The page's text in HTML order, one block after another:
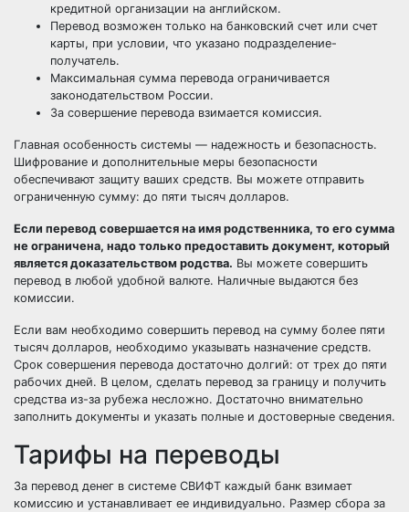
кредитной организации на английском.
Перевод возможен только на банковский счет или счет
карты, при условии, что указано подразделение-
получатель.
Максимальная сумма перевода ограничивается
законодательством России.
За совершение перевода взимается комиссия.
Главная особенность системы — надежность и безопасность.
Шифрование и дополнительные меры безопасности
обеспечивают защиту ваших средств. Вы можете отправить
ограниченную сумму: до пяти тысяч долларов.
Если перевод совершается на имя родственника, то его сумма
не ограничена, надо только предоставить документ, который
является доказательством родства. Вы можете совершить
перевод в любой удобной валюте. Наличные выдаются без
комиссии.
Если вам необходимо совершить перевод на сумму более пяти
тысяч долларов, необходимо указывать назначение средств.
Срок совершения перевода достаточно долгий: от трех до пяти
рабочих дней. В целом, сделать перевод за границу и получить
средства из-за рубежа несложно. Достаточно внимательно
заполнить документы и указать полные и достоверные сведения.
Тарифы на переводы
За перевод денег в системе СВИФТ каждый банк взимает
комиссию и устанавливает ее индивидуально. Размер сбора за